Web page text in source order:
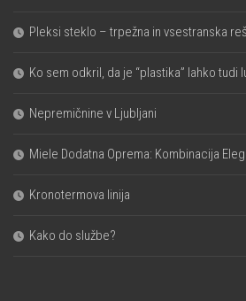
Pleksi steklo – trpežna in vsestranska
Ko sem odkril, da je “plastika” lahko tudi
Nepremičnine v Ljubljani
Miele Dodatna Oprema: Kombinacija
Kronotermova linija
Kako do službe?